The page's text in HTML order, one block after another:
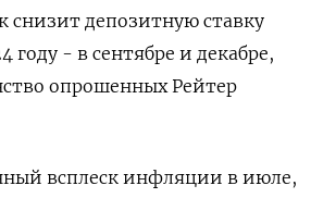
снизит депозитную ставку
году - в сентябре и декабре,
опрошенных Рейтер
всплеск инфляции в июле,